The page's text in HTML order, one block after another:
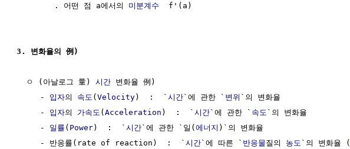
        . 어떤 점 a에서의
미분계수
  f'(a)
3. 변화율의 例)
  ㅇ (아날로그 量)
시간 변화율 例)
     -
입자의 속도 (Velocity)  :  ` 시간`에 관한 ` 변위 `의 변화율
     -
입자의 가속도 (Acceleration )  :  ` 시간`에 관한 ` 속도 `의 변화율
     -
일률 ( Power)  :  ` 시간`에 관한 `일(에너지 )`의 변화율
     - 반응률(rate of reaction)  :  `
시간`에 따른 ` 반응물질의 농도 `의 변화율 (